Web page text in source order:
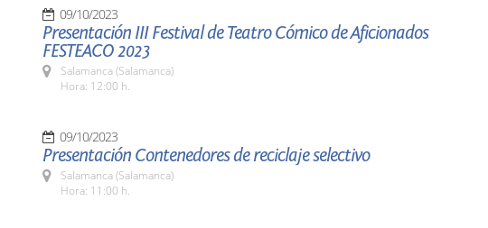
09/10/2023
Presentación III Festival de Teatro Cómico de Aficionados
FESTEACO 2023
Salamanca (Salamanca)
Hora: 12:00 h.
09/10/2023
Presentación Contenedores de reciclaje selectivo
Salamanca (Salamanca)
Hora: 11:00 h.